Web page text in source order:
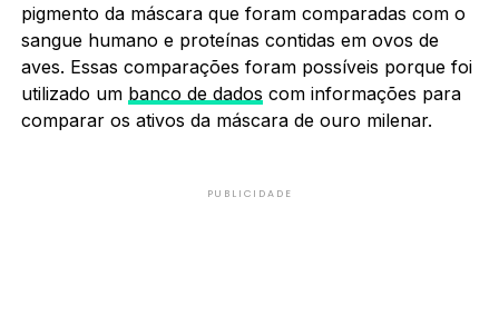
pigmento da máscara que foram comparadas com o
sangue humano e proteínas contidas em ovos de
aves. Essas comparações foram possíveis porque foi
utilizado um banco de dados com informações para
comparar os ativos da máscara de ouro milenar.
PUBLICIDADE